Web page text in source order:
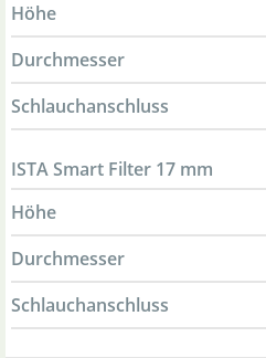
Höhe
Durchmesser
Schlauchanschluss
ISTA Smart Filter 17 mm
Höhe
Durchmesser
Schlauchanschluss